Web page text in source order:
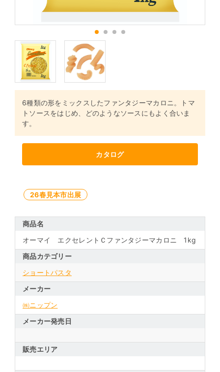
6種類の形をミックスしたファンタジーマカロニ。トマ
トソースをはじめ、どのようなソースにもよく合いま
す。
カタログ
26春見本市出展
商品名
オーマイ エクセレントＣファンタジーマカロニ 1kg
商品カテゴリー
ショートパスタ
メーカー
㈱ニップン
メーカー発売日
販売エリア